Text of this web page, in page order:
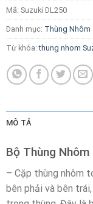
Mã: Suzuki DL250
Danh mục: Thùng Nhôm
Từ khóa:thung nhom
MÔ TẢ
Bộ Thùng
– Cặp thùng nhôm
bên phải và bên